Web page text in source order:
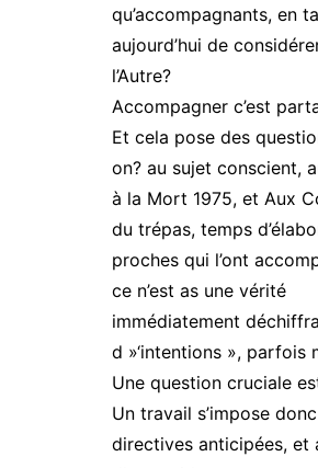
qu’accompagnants, en
aujourd’hui de
l’Autre?
Accompagner c’est
Et cela pose des
on? au sujet conscient,
à la Mort 1975, et Aux
du trépas, temps
proches qui l’ont
ce n’est as une vérité
immédiatement
d »‘intentions », parfois
Une question cruciale
Un travail s’impose
directives anticipées, et